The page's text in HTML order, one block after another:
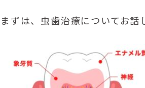
まずは、虫歯治療についてお話